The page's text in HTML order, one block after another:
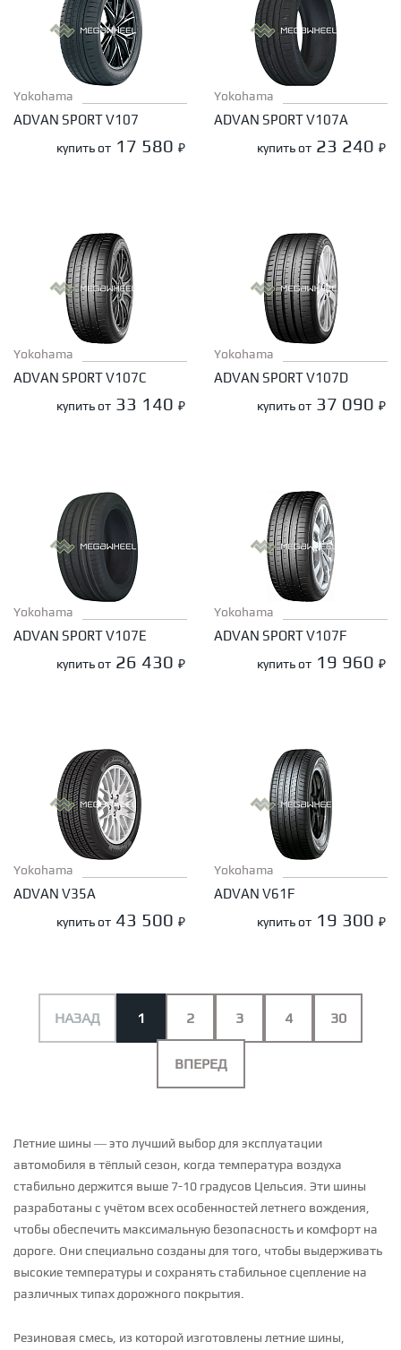
Yokohama
ADVAN SPORT V107
купить от 17 580 ₽
Yokohama
ADVAN SPORT V107A
купить от 23 240 ₽
Yokohama
ADVAN SPORT V107C
купить от 33 140 ₽
Yokohama
ADVAN SPORT V107D
купить от 37 090 ₽
Yokohama
ADVAN SPORT V107E
купить от 26 430 ₽
Yokohama
ADVAN SPORT V107F
купить от 19 960 ₽
Yokohama
ADVAN V35A
купить от 43 500 ₽
Yokohama
ADVAN V61F
купить от 19 300 ₽
НАЗАД 1 2 3 4 30
ВПЕРЕД
Летние шины — это лучший выбор для эксплуатации
автомобиля в тёплый сезон, когда температура воздуха
стабильно держится выше 7-10 градусов Цельсия. Эти шины
разработаны с учётом всех особенностей летнего вождения,
чтобы обеспечить максимальную безопасность и комфорт на
дороге. Они специально созданы для того, чтобы выдерживать
высокие температуры и сохранять стабильное сцепление на
различных типах дорожного покрытия.
Резиновая смесь, из которой изготовлены летние шины,